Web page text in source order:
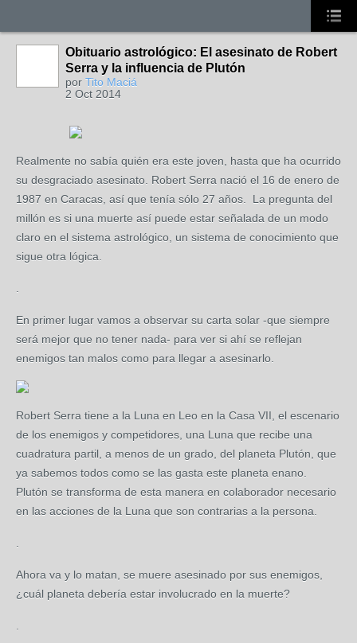
Obituario astrológico: El asesinato de Robert
Serra y la influencia de Plutón
por Tito Maciá
2 Oct 2014
Realmente no sabía quién era este joven, hasta que ha ocurrido
su desgraciado asesinato. Robert Serra nació el 16 de enero de
1987 en Caracas, así que tenía sólo 27 años. La pregunta del
millón es si una muerte así puede estar señalada de un modo
claro en el sistema astrológico, un sistema de conocimiento que
sigue otra lógica.
En primer lugar vamos a observar su carta solar -que siempre
será mejor que no tener nada- para ver si ahí se reflejan
enemigos tan malos como para llegar a asesinarlo.
Robert Serra tiene a la Luna en Leo en la Casa VII, el escenario
de los enemigos y competidores, una Luna que recibe una
cuadratura partil, a menos de un grado, del planeta Plutón, que
ya sabemos todos como se las gasta este planeta enano.
Plutón se transforma de esta manera en colaborador necesario
en las acciones de la Luna que son contrarias a la persona.
Ahora va y lo matan, se muere asesinado por sus enemigos,
¿cuál planeta debería estar involucrado en la muerte?